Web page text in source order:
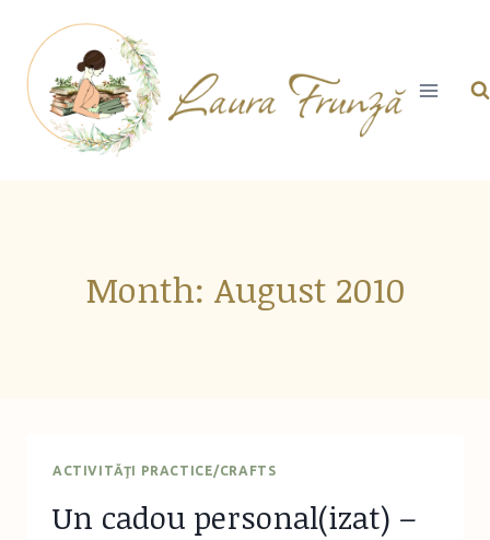
content
Month: August 2010
ACTIVITĂŢI PRACTICE/CRAFTS
Un cadou personal(izat) –